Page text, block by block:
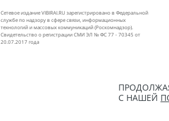
Сетевое издание VIBIRAI.RU зарегистрировано в Федеральной
службе по надзору в сфере связи, информационных
технологий и массовых коммуникаций (Роскомнадзор).
Свидетельство о регистрации СМИ ЭЛ № ФС 77 - 70345 от
20.07.2017 года
С НАШЕЙ